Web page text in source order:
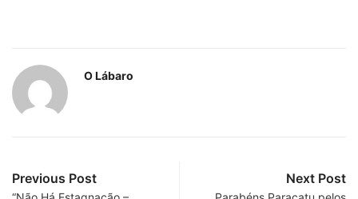
O Lábaro
Previous Post Next Post